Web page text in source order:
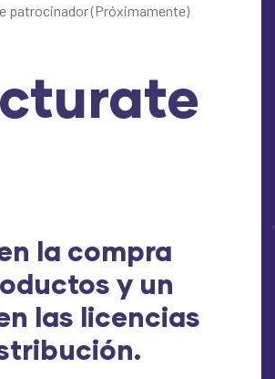
patrocinador (Próximamente)
la compra
y un
las licencias